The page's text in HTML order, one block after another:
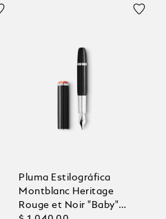
Pluma Estilográfica
Montblanc Heritage
Rouge et Noir "Baby"